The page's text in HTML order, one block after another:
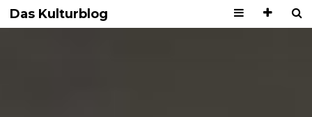
Das Kulturblog